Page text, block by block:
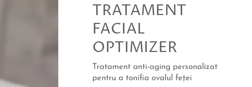
TRATAMENT
FACIAL
OPTIMIZER
Tratament anti-aging personalizat
pentru a tonifia ovalul feţei